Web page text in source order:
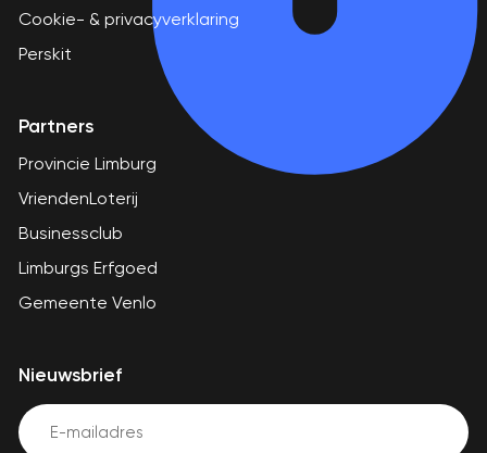
Cookie- & privacyverklaring
Perskit
Partners
Provincie Limburg
VriendenLoterij
Businessclub
Limburgs Erfgoed
Gemeente Venlo
Nieuwsbrief
Email
(Vereist)